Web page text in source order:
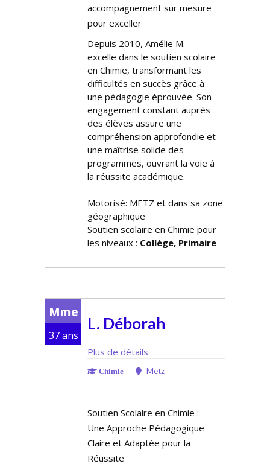
accompagnement sur mesure
pour exceller
Depuis 2010, Amélie M.
excelle dans le soutien scolaire
en Chimie, transformant les
difficultés en succès grâce à
une pédagogie éprouvée. Son
engagement constant auprès
des élèves assure une
compréhension approfondie et
une maîtrise solide des
programmes, ouvrant la voie à
la réussite académique.
Motorisé: METZ et dans sa zone
géographique
Soutien scolaire en Chimie pour
les niveaux : Collège, Primaire
Mme
37 ans
L. Déborah
Plus de détails
Chimie Metz
Soutien Scolaire en Chimie :
Une Approche Pédagogique
Claire et Adaptée pour la
Réussite